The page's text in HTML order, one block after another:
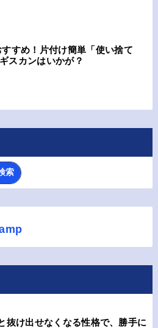
すめ！片付け簡単「使い捨て
スカンはいかが？
抜け出せなくなる性格で、勝手に